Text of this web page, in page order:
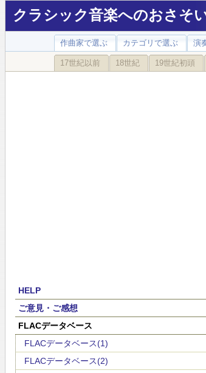
クラシック音楽へのおさそ
作曲家で選ぶ カテゴリで選ぶ 演
17世紀以前 18世紀 19世紀初頭
HELP
ご意見・ご感想
FLACデータベース
FLACデータベース(1)
FLACデータベース(2)